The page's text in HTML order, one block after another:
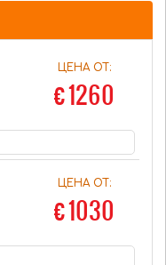
ЦЕНА ОТ:
€ 1260
ЦЕНА ОТ:
€ 1030